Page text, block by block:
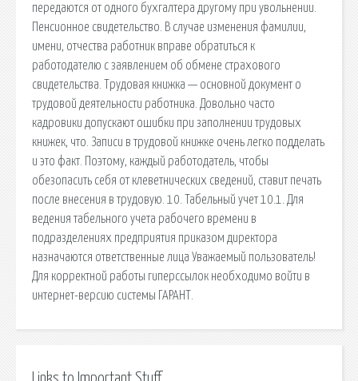
передаются от одного бухгалтера другому при увольнении.
Пенсионное свидетельство. В случае изменения фамилии,
имени, отчества работник вправе обратиться к
работодателю с заявлением об обмене страхового
свидетельства. Трудовая книжка — основной документ о
трудовой деятельности работника. Довольно часто
кадровики допускают ошибки при заполнении трудовых
книжек, что. Записи в трудовой книжке очень легко подделать
и это факт. Поэтому, каждый работодатель, чтобы
обезопасить себя от клеветнических сведений, ставит печать
после внесения в трудовую. 10. Табельный учет 10.1. Для
ведения табельного учета рабочего времени в
подразделениях предприятия приказом директора
назначаются ответственные лица Уважаемый пользователь!
Для корректной работы гиперссылок необходимо войти в
интернет-версию системы ГАРАНТ.